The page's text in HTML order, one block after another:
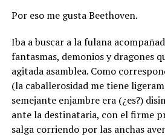
Por eso me gusta Beethoven.
Iba a buscar a la fulana
fantasmas, demonios y dragones
agitada asamblea. Como
(la caballerosidad me tiene
semejante enjambre era (¿es?)
ante la destinataria, con el firme
salga corriendo por las anchas